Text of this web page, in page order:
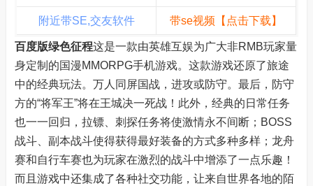
附近带SE,交友软件 带se视频【点击下载】
百度版绿色征程这是一款由英雄互娱为广大非RMB玩家量
身定制的国漫MMORPG手机游戏。这款游戏还原了旅途
中的经典玩法。万人同屏国战，进攻或防守。最后，防守
方的“将军王”将在王城决一死战！此外，经典的日常任务
也一一回归，拉镖、刺探任务将使激情永不间断；BOSS
战斗、副本战斗使得获得最好装备的方式多种多样；龙舟
赛和自行车赛也为玩家在激烈的战斗中增添了一点乐趣！
而且游戏中还集成了各种社交功能，让来自世界各地的陌